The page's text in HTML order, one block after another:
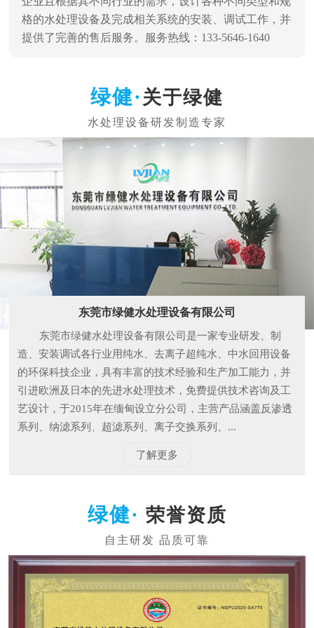
格的水处理设备及完成相关系统的安装、调试工作，并
提供了完善的售后服务。服务热线：133-5646-1640
关于绿健
东莞市绿健水处理设备有限公司
东莞市绿健水处理设备有限公司是一家专业研发、制
造、安装调试各行业用纯水、去离子超纯水、中水回用设备
的环保科技企业，具有丰富的技术经验和生产加工能力，并
引进欧洲及日本的先进水处理技术，免费提供技术咨询及工
艺设计，于2015年在缅甸设立分公司，主营产品涵盖反渗透
系列、纳滤系列、超滤系列、离子交换系列、...
了解更多
荣誉资质